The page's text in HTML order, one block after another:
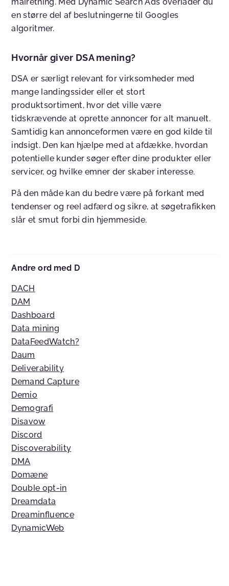
en større del af beslutningerne til Googles
algoritmer.
Hvornår giver DSA mening?
DSA er særligt relevant for virksomheder med
mange landingssider eller et stort
produktsortiment, hvor det ville være
tidskrævende at oprette annoncer for alt manuelt.
Samtidig kan annonceformen være en god kilde til
indsigt. Den kan hjælpe med at afdække, hvordan
potentielle kunder søger efter dine produkter eller
servicer, og hvilke emner der skaber interesse.
På den måde kan du bedre være på forkant med
tendenser og reel adfærd og sikre, at søgetrafikken
slår et smut forbi din hjemmeside.
Andre ord med D
DACH
DAM
Dashboard
Data mining
DataFeedWatch?
Daum
Deliverability
Demand Capture
Demio
Demografi
Disavow
Discord
Discoverability
DMA
Domæne
Double opt-in
Dreamdata
Dreaminfluence
DynamicWeb